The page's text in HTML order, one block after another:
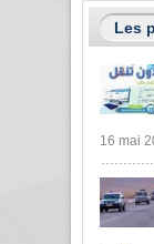
Les
16 mai